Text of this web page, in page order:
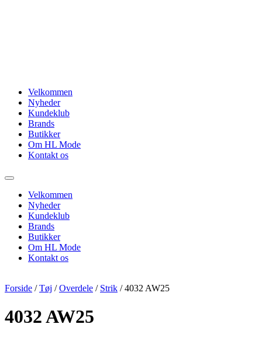
Velkommen
Nyheder
Kundeklub
Brands
Butikker
Om HL Mode
Kontakt os
Velkommen
Nyheder
Kundeklub
Brands
Butikker
Om HL Mode
Kontakt os
Forside /Tøj /Overdele / Strik / 4032 AW25
4032 AW25